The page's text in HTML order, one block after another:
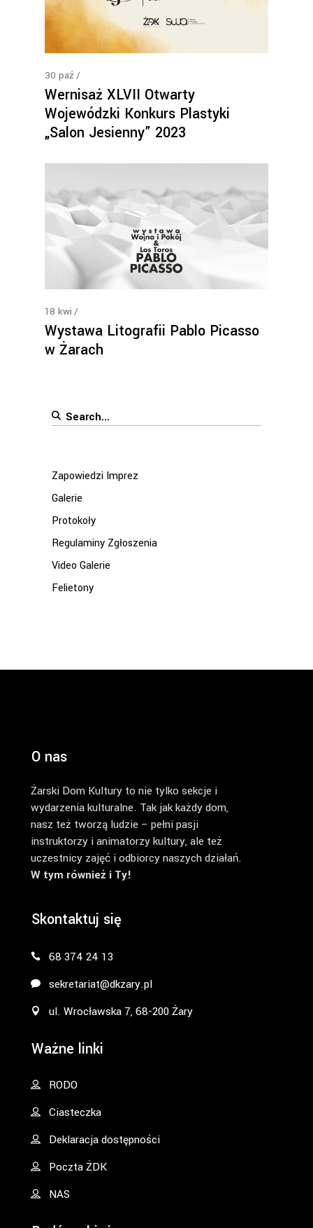
30 paź
Wernisaż XLVII Otwarty
Wojewódzki Konkurs Plastyki
„Salon Jesienny” 2023
18 kwi
Wystawa Litografii Pablo Picasso
w Żarach
Search
Zapowiedzi Imprez
Galerie
Protokoły
Regulaminy Zgłoszenia
Video Galerie
Felietony
O nas
Żarski Dom Kultury to nie tylko sekcje i
wydarzenia kulturalne. Tak jak każdy dom,
nasz też tworzą ludzie – pełni pasji
instruktorzy i animatorzy kultury, ale też
uczestnicy zajęć i odbiorcy naszych działań.
W tym również i Ty!
Skontaktuj się
68 374 24 13
sekretariat@dkzary.pl
ul. Wrocławska 7, 68-200 Żary
Ważne linki
RODO
Ciasteczka
Deklaracja dostępności
Poczta ŻDK
NAS